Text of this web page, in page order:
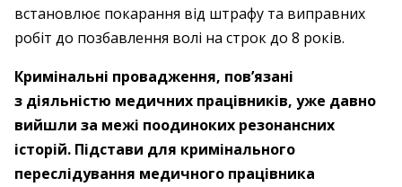
встановлює покарання від штрафу та виправних
робіт до позбавлення волі на строк до 8 років.
Кримінальні провадження, пов’язані
з діяльністю медичних працівників, уже давно
вийшли за межі поодиноких резонансних
історій. Підстави для кримінального
переслідування медичного працівника